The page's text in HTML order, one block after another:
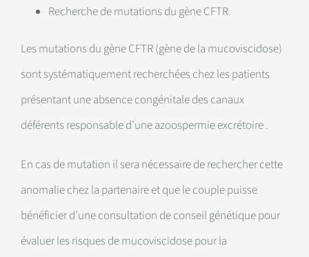
Recherche de mutations du gène CFTR
Les mutations du gène CFTR (gène de la mucoviscidose)
sont systématiquement recherchées chez les patients
présentant une absence congénitale des canaux
déférents responsable d’une azoospermie excrétoire .
En cas de mutation il sera nécessaire de rechercher cette
anomalie chez la partenaire et que le couple puisse
bénéficier d’une consultation de conseil génétique pour
évaluer les risques de mucoviscidose pour la